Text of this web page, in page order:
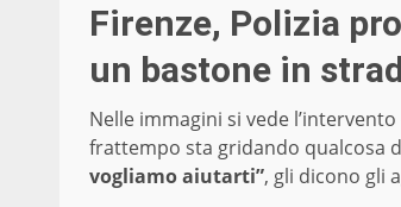
Firenze, Polizia
un bastone in
Nelle immagini si vede
frattempo sta gridando qualcosa
vogliamo aiutarti”, gli dicono gli